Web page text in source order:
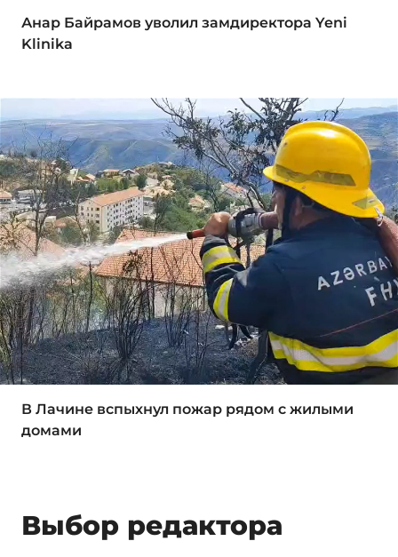
Анар Байрамов уволил замдиректора Yeni
Klinika
В Лачине вспыхнул пожар рядом с жилыми
домами
Выбор редактора